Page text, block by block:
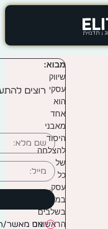
מבוא:
שיווק
עסקי
הוא
אחד
מאבני
היסוד
להצלחה
של
כל
עסק,
במיוחד
בשלבים
הראשונים
רוצים
אני מאשר/